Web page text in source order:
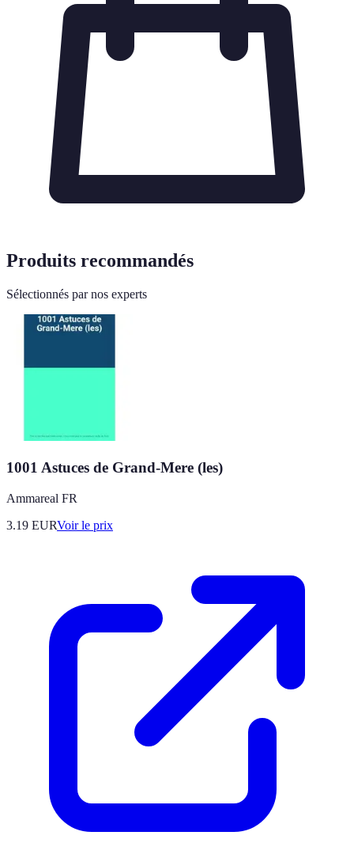
Produits recommandés
Sélectionnés par nos experts
1001 Astuces de Grand-Mere (les)
Ammareal FR
3.19 EURVoir le prix